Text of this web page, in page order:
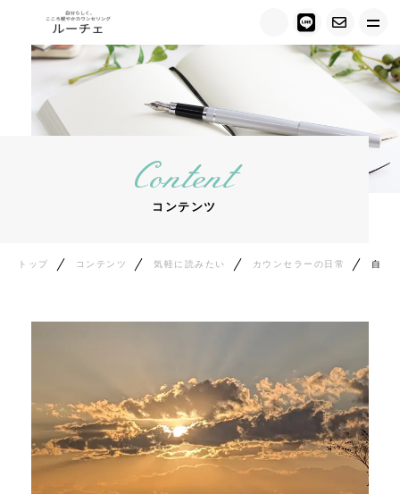
トップ
ルーチェについて
キャンペーン情報
カウンセラー紹介
料金について
コンテンツ
Content
コンテンツ
トップ コンテンツ 気軽に読みたい カウンセラーの日常